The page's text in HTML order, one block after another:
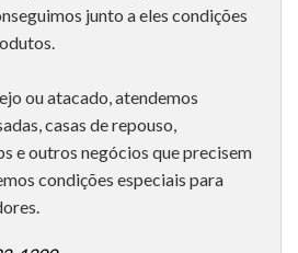
junto a eles condições
ou atacado, atendemos
casas de repouso,
e outros negócios que precisem
condições especiais para